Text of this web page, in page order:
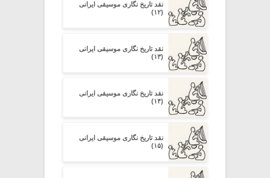
نقد تاریخ نگاری موسیقی ایرانی
(۱۲)
نقد تاریخ نگاری موسیقی ایرانی
(۱۳)
نقد تاریخ نگاری موسیقی ایرانی
(۱۴)
نقد تاریخ نگاری موسیقی ایرانی
(۱۵)